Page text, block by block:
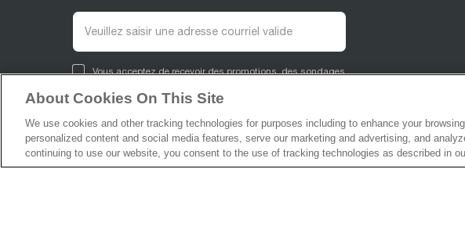
Vous acceptez de recevoir des promotions, des sondages
avez lu notre politique de confidentialité
S'inscrire
About Cookies On This Site
We use cookies and other tracking technologies for purposes including to enhance your
personalized content and social media features, serve our marketing and advertising, and
continuing to use our website, you consent to the use of tracking technologies as described in